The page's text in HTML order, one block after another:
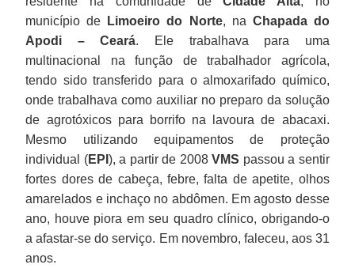
município de
Limoeiro do Norte, na Chapada do
Apodi – Ceará. Ele trabalhava para uma
multinacional na função de trabalhador agrícola,
tendo sido transferido para o almoxarifado químico,
onde trabalhava como auxiliar no preparo da solução
de agrotóxicos para borrifo na lavoura de abacaxi.
Mesmo utilizando equipamentos de proteção
individual (EPI ), a partir de 2008VMS passou a sentir
fortes dores de cabeça, febre, falta de apetite, olhos
amarelados e inchaço no abdômen. Em agosto desse
ano, houve piora em seu quadro clínico, obrigando-o
a afastar-se do serviço. Em novembro, faleceu, aos 31
anos.